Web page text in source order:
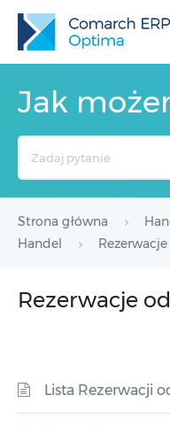
Jak
Strona główna
Handel
Rezerwacje
Lista Rezerwacji